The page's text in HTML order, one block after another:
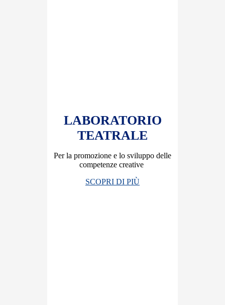
LABORATORIO
TEATRALE
Per la promozione e lo sviluppo delle
competenze creative
SCOPRI DI PIÙ